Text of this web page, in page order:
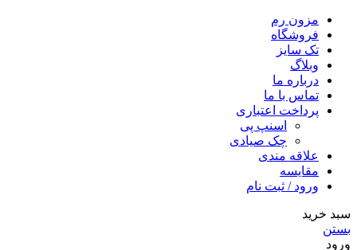
مزون رم
فروشگاه
تک سایز
وبلاگ
درباره ما
تماس با ما
پرداخت اعتباری
اسنپ پی
چک صیادی
علاقه مندی
مقايسه
ورود / ثبت نام
سبد خرید
بستن
ورود